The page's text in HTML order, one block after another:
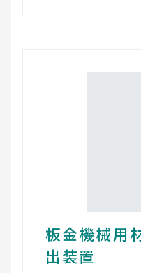
板金機械用
出装置